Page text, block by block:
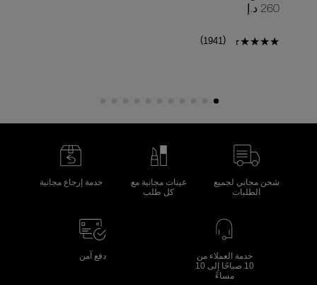
260 د.إ
(
1941
)
شحن مجاني لجميع
الطلبات
عينات مجانية مع
كل طلب
خدمة إرجاع مجانية
خدمة العملاء من
10 صباحًا إلى 10
مساءً
دفع آمن